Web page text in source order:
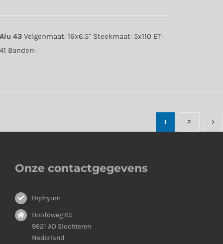
Alu 43 Velgenmaat: 16x6.5" Steekmaat: 5x110 ET:
41 Banden:
1 2
Onze contactgegevens
Orphyum
Hoofdweg 65
9621 AD Slochteren
Nederland